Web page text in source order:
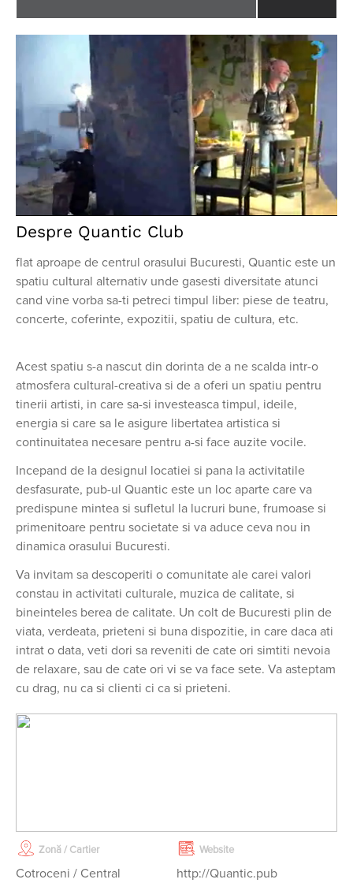
Despre Quantic Club
flat aproape de centrul orasului Bucuresti, Quantic este un
spatiu cultural alternativ unde gasesti diversitate atunci
cand vine vorba sa-ti petreci timpul liber: piese de teatru,
concerte, coferinte, expozitii, spatiu de cultura, etc.
Acest spatiu s-a nascut din dorinta de a ne scalda intr-o
atmosfera cultural-creativa si de a oferi un spatiu pentru
tinerii artisti, in care sa-si investeasca timpul, ideile,
energia si care sa le asigure libertatea artistica si
continuitatea necesare pentru a-si face auzite vocile.
Incepand de la designul locatiei si pana la activitatile
desfasurate, pub-ul Quantic este un loc aparte care va
predispune mintea si sufletul la lucruri bune, frumoase si
primenitoare pentru societate si va aduce ceva nou in
dinamica orasului Bucuresti.
Va invitam sa descoperiti o comunitate ale carei valori
constau in activitati culturale, muzica de calitate, si
bineinteles berea de calitate. Un colt de Bucuresti plin de
viata, verdeata, prieteni si buna dispozitie, in care daca ati
intrat o data, veti dori sa reveniti de cate ori simtiti nevoia
de relaxare, sau de cate ori vi se va face sete. Va asteptam
cu drag, nu ca si clienti ci ca si prieteni.
Zonă / Cartier
Cotroceni / Central
Website
http://Quantic.pub